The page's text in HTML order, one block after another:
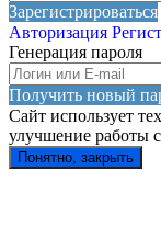
Зарегистрироваться
Авторизация
Генерация пароля
Получить новый
Сайт использует
улучшение работы
Понятно, закрыть